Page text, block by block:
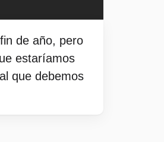
de año, pero
estaríamos
que debemos